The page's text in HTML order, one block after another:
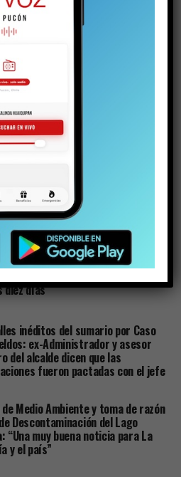
GUSTARTE
de los (no) inocentes
completa su despliegue y ya está
en Android
16: la vida del joven detenido con
drogas en la investigación por la
del Lago Villarrica
diez días
inéditos del sumario por Caso
ex-Administrador y asesor
del alcalde dicen que las
fueron pactadas con el jefe
Medio Ambiente y toma de razón
Descontaminación del Lago
“Una muy buena noticia para La
y el país”